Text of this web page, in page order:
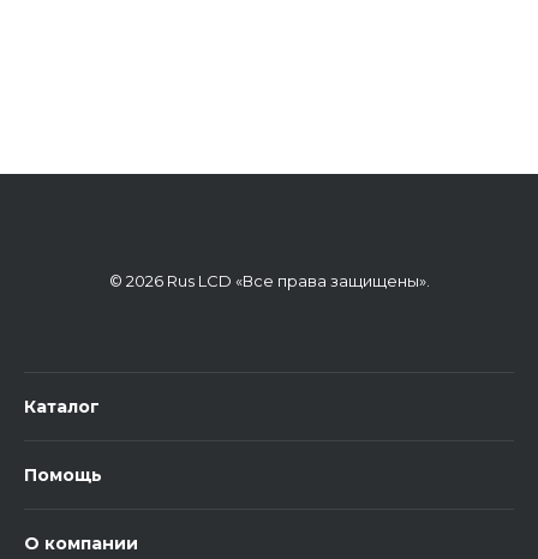
© 2026 Rus LCD «Все права защищены».
Каталог
Помощь
О компании